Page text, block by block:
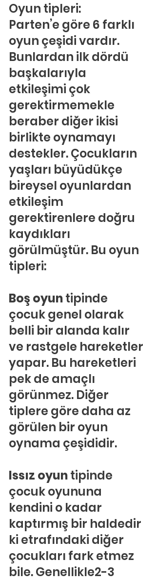
Oyun tipleri:
Parten’e göre 6 farklı
oyun çeşidi vardır.
Bunlardan ilk dördü
başkalarıyla
etkileşimi çok
gerektirmemekle
beraber diğer ikisi
birlikte oynamayı
destekler. Çocukların
yaşları büyüdükçe
bireysel oyunlardan
etkileşim
gerektirenlere doğru
kaydıkları
görülmüştür. Bu oyun
tipleri:
Boş oyun tipinde
çocuk genel olarak
belli bir alanda kalır
ve rastgele hareketler
yapar. Bu hareketleri
pek de amaçlı
görünmez. Diğer
tiplere göre daha az
görülen bir oyun
oynama çeşididir.
Issız oyun tipinde
çocuk oyununa
kendini o kadar
kaptırmış bir haldedir
ki etrafındaki diğer
çocukları fark etmez
bile. Genellikle2-3